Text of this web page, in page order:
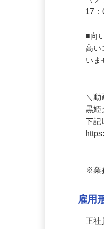
15
（
17
■
＼
黒
※
雇用